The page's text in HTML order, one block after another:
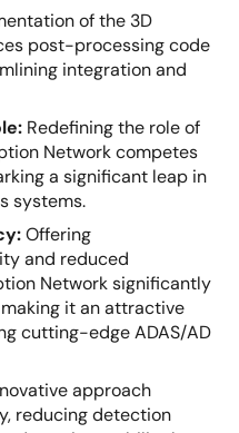
of the 3D
post-processing code
integration and
Redefining the role of
Network competes
a significant leap in
systems.
Offering
and reduced
Network significantly
it an attractive
cutting-edge ADAS/AD
approach
reducing detection